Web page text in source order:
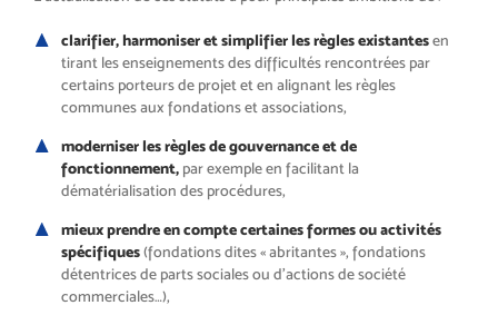
clarifier, harmoniser et simplifier les règles existantesen
tirant les enseignements des difficultés rencontrées par
certains porteurs de projet et en alignant les règles
communes aux fondations et associations,
moderniser les règles de gouvernance et de
fonctionnement, par exemple en facilitant la
dématérialisation des procédures,
mieux prendre en compte certaines formes ou activités
spécifiques(fondations dites « abritantes », fondations
détentrices de parts sociales ou d’actions de société
commerciales…),